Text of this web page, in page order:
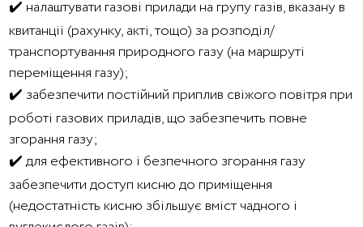
✔️ налаштувати газові прилади на групу газів, вказану в
квитанції (рахунку, акті, тощо) за розподіл/
транспортування природного газу (на маршруті
переміщення газу);
✔️ забезпечити постійний приплив свіжого повітря при
роботі газових приладів, що забезпечить повне
згорання газу;
✔️ для ефективного і безпечного згорання газу
забезпечити доступ кисню до приміщення
(недостатність кисню збільшує вміст чадного і